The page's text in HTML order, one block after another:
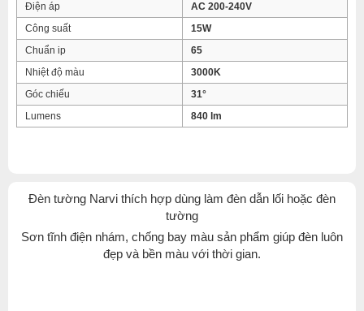
Điện áp
AC 200-240V
Công suất
15W
Chuẩn ip
65
Nhiệt độ màu
3000K
Góc chiếu
31°
Lumens
840 lm
Đèn tường Narvi thích hợp dùng làm đèn dẫn lối hoặc đèn
tường
Sơn tĩnh điện nhám, chống bay màu sản phẩm giúp đèn luôn
đẹp và bền màu với thời gian.